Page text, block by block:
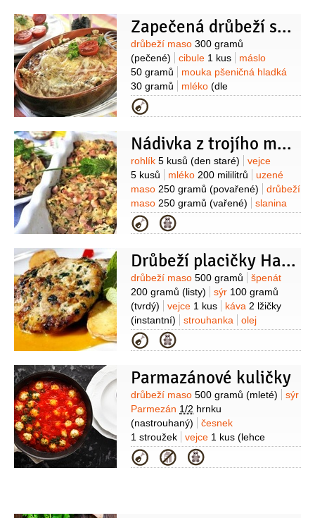
Zapečená drůbeží směs se žampiony
Suroviny
drůbeží maso 300 gramů
(pečené)
cibule 1 kus
máslo
50 gramů
mouka pšeničná hladká
30 gramů
mléko (dle
potřeby)
tvrdý100 gramů citron1/2kusu
(bílá)
Kategorie
Nádivka z trojího masa
Suroviny
rohlík 5 kusů (den staré)
vejce
5 kusů
mléko 200 mililitrů
uzené
maso 250 gramů (povařené)
drůbeží
maso 250 gramů (vařené)
slanina
50 gramů
čerstvě natrhané)
petržel
Kategorie
Drůbeží placičky Havana
Suroviny
drůbeží maso 500 gramů
špenát
200 gramů (listy) sýr 100 gramů
(tvrdý)
vejce 1 kus káva 2 lžičky
(instantní)
strouhanka
olej
olivový
sůl
Kategorie
Parmazánové kuličky
Suroviny
drůbeží maso 500 gramů (mleté)
sýr
Parmezán 1/2 hrnku
(nastrouhaný)
česnek
1 stroužek
vejce 1 kus (lehce
prošlehané)
sůl
Kategorie